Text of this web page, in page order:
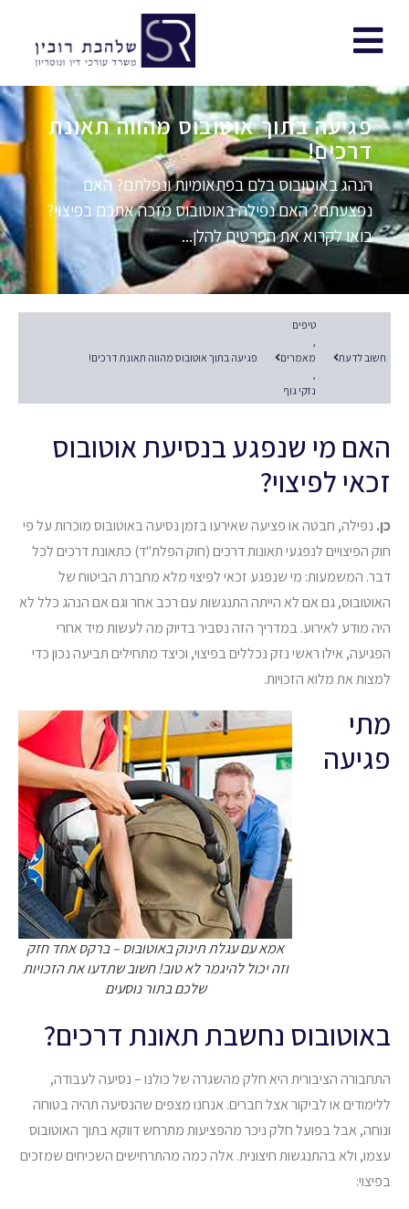
פגיעה בתוך אוטובוס מהווה תאונת
דרכים!
הנהג באוטובוס בלם בפתאומיות ונפלתם? האם
נפצעתם? האם נפילה באוטובוס מזכה אתכם בפיצוי?
בואו לקרוא את הפרטים להלן...
חשוב לדעת
טיפים
,
מאמרים
,
נזקי גוף
פגיעה בתוך אוטובוס מהווה תאונת דרכים!
האם מי שנפגע בנסיעת אוטובוס
זכאי לפיצוי?
כן. נפילה, חבטה או פציעה שאירעו בזמן נסיעה באוטובוס מוכרות על פי
חוק הפיצויים לנפגעי תאונות דרכים (חוק הפלת"ד) כתאונת דרכים לכל
דבר. המשמעות: מי שנפגע זכאי לפיצוי מלא מחברת הביטוח של
האוטובוס, גם אם לא הייתה התנגשות עם רכב אחר וגם אם הנהג כלל לא
היה מודע לאירוע. במדריך הזה נסביר בדיוק מה לעשות מיד אחרי
הפגיעה, אילו ראשי נזק נכללים בפיצוי, וכיצד מתחילים תביעה נכון כדי
למצות את מלוא הזכויות.
אמא עם עגלת תינוק באוטובוס – ברקס אחד חזק
וזה יכול להיגמר לא טוב! חשוב שתדעו את הזכויות
שלכם בתור נוסעים
מתי
פגיעה
באוטובוס נחשבת תאונת דרכים?
התחבורה הציבורית היא חלק מהשגרה של כולנו – נסיעה לעבודה,
ללימודים או לביקור אצל חברים. אנחנו מצפים שהנסיעה תהיה בטוחה
ונוחה, אבל בפועל חלק ניכר מהפציעות מתרחש דווקא בתוך האוטובוס
עצמו, ולא בהתנגשות חיצונית. אלה כמה מהתרחישים השכיחים שמזכים
בפיצוי: